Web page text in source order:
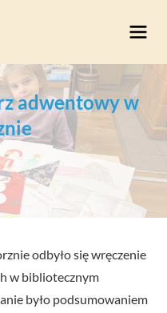
adwentowy w
odbyło się wręczenie
w bibliotecznym
było podsumowaniem